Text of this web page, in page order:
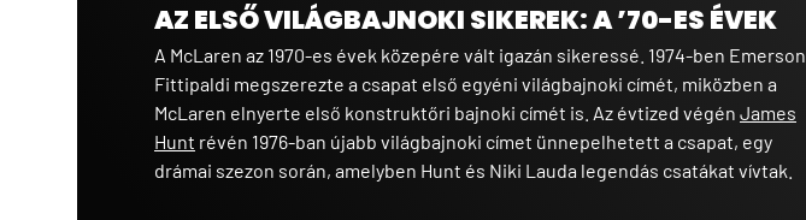
AZ ELSŐ VILÁGBAJNOKI SIKEREK: A ’70-ES ÉVEK
A McLaren az 1970-es évek közepére vált igazán sikeressé. 1974-ben Emerson
Fittipaldi megszerezte a csapat első egyéni világbajnoki címét, miközben a
McLaren elnyerte első konstruktőri bajnoki címét is. Az évtized végén James
Hunt révén 1976-ban újabb világbajnoki címet ünnepelhetett a csapat, egy
drámai szezon során, amelyben Hunt és Niki Lauda legendás csatákat vívtak.